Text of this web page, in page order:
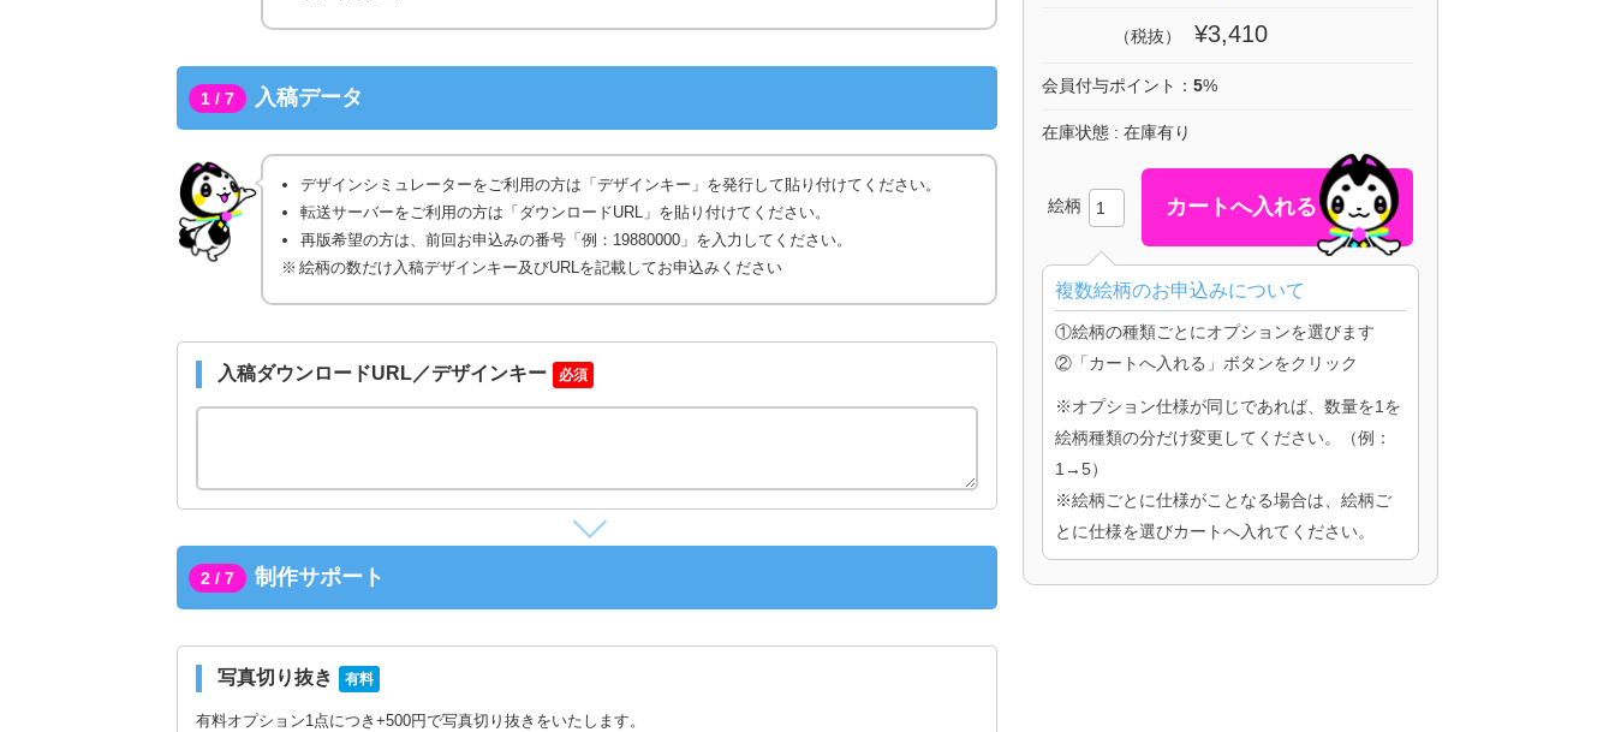
1 / 7 入稿データ
デザインシミュレーターをご利用の方は「デザインキー」を発行して貼り付けてください。
転送サーバーをご利用の方は「ダウンロードURL」を貼り付けてください。
再版希望の方は、前回お申込みの番号「例：19880000」を入力してください。
絵柄の数だけ入稿デザインキー及びURLを記載してお申込みください
入稿ダウンロードURL／デザインキー 必須
2 / 7 制作サポート
写真切り抜き 有料
有料オプション1点につき+500円で写真切り抜きをいたします。
（税抜） ¥3,410
会員付与ポイント： 5%
在庫状態 : 在庫有り
絵柄
複数絵柄のお申込みについて
①絵柄の種類ごとにオプションを選びます
②「カートへ入れる」ボタンをクリック
※オプション仕様が同じであれば、数量を1を
絵柄種類の分だけ変更してください。（例：
1→5）
※絵柄ごとに仕様がことなる場合は、絵柄ご
とに仕様を選びカートへ入れてください。